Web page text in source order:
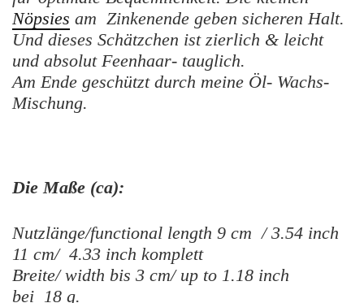
Nöpsies am Zinkenende geben sicheren Halt.
Und dieses Schätzchen ist zierlich & leicht
und absolut Feenhaar- tauglich.
Am Ende geschützt durch meine Öl- Wachs-
Mischung.
Die Maße (ca):
Nutzlänge/functional length 9 cm / 3.54 inch
11 cm/ 4.33 inch komplett
Breite/ width bis 3 cm/ up to 1.18 inch
bei 18 g.